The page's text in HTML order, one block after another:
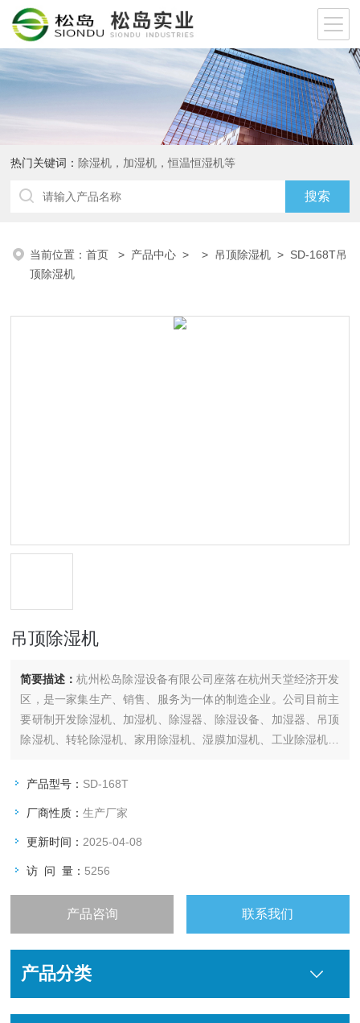
热门关键词： 除湿机，加湿机，恒温恒湿机等
当前位置：首页 > 产品中心 > > 吊顶除湿机 > SD-168T吊
顶除湿机
吊顶除湿机
简要描述：杭州松岛除湿设备有限公司座落在杭州天堂经济开发
区，是一家集生产、销售、服务为一体的制造企业。公司目前主
要研制开发除湿机、加湿机、除湿器、除湿设备、加湿器、吊顶
除湿机、转轮除湿机、家用除湿机、湿膜加湿机、工业除湿机、
公司拥有全套生产流水线，生产设备，测试设备等。产品齐全、
产品型号： SD-168T
厂商性质：生产厂家
更新时间： 2025-04-08
访 问 量： 5256
产品咨询 联系我们
产品分类